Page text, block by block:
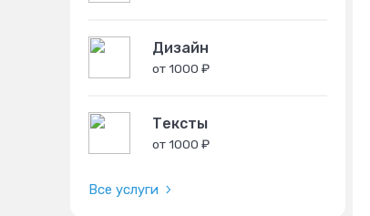
Дизайн
от 1000 ₽
Тексты
от 1000 ₽
Все услуги